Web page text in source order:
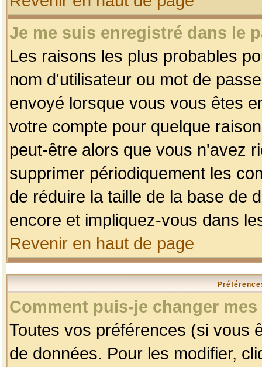
Je me suis enregistré dans le
Les raisons les plus probables
nom d'utilisateur ou mot de
envoyé lorsque vous vous êtes
votre compte pour quelque
peut-être alors que vous n'avez
supprimer périodiquement les
de réduire la taille de la base de
encore et impliquez-vous dans
Revenir en haut de page
Comment puis-je changer
Toutes vos préférences (si vous
de données. Pour les modifier,